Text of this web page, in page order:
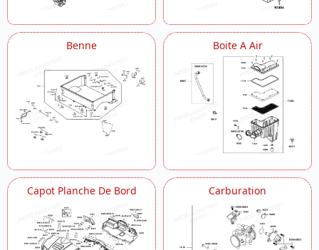
Habillage De Benne
Habitacle Plancher
Label De Securite
Manuel Utilisateur
Refroidissement
Reniflard
Reservoir A Carburant
Roues Arriere
Roues Avant
Selecteur Pedales
Siege
Suspension Arriere
Suspension Avant
Systeme De Freins
Transmission Primaire
Variateur Embrayage
Benne Boite A Air
Capot Planche De Bord Carburation